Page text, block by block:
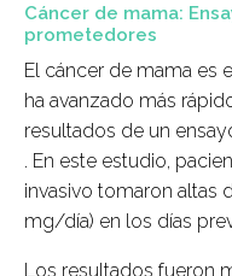
Cáncer de mama:
prometedores
El cáncer de mama es
ha avanzado más
resultados de un
. En este estudio,
invasivo tomaron altas
mg/día) en los días
Los resultados fueron